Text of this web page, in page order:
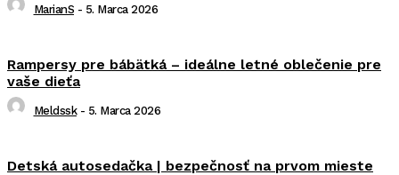
MarianS - 5. Marca 2026
Rampersy pre bábätká – ideálne letné oblečenie pre
vaše dieťa
Meldssk - 5. Marca 2026
Detská autosedačka | bezpečnosť na prvom mieste